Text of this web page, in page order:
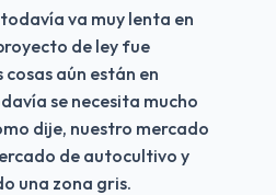
va muy lenta en
de ley fue
aún están en
se necesita mucho
dije, nuestro mercado
de autocultivo y
una zona gris.